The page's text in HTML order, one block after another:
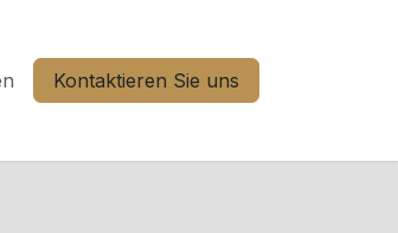
Kontaktieren Sie uns